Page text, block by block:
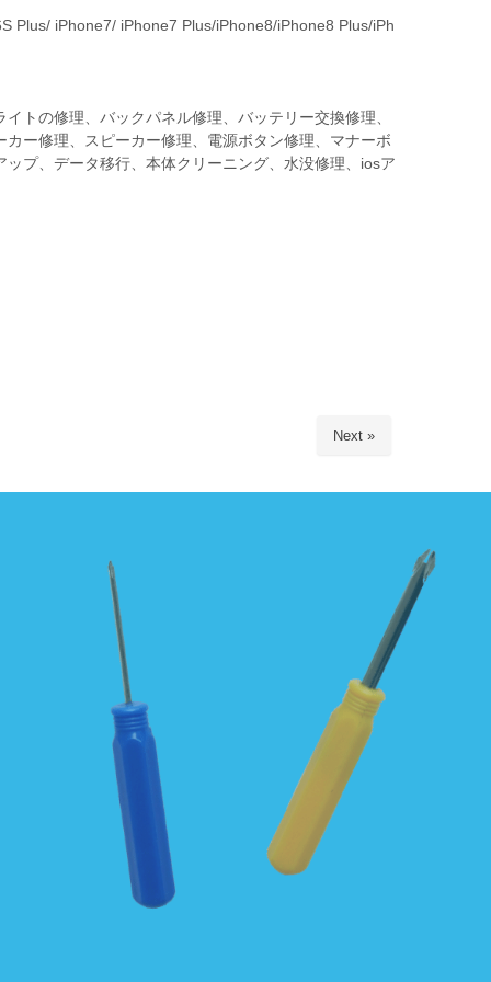
Plus/ iPhone7/ iPhone7 Plus/iPhone8/iPhone8 Plus/iPh
トの修理、バックパネル修理、バッテリー交換修理、
ー修理、スピーカー修理、電源ボタン修理、マナーボ
プ、データ移行、本体クリーニング、水没修理、iosア
Next »